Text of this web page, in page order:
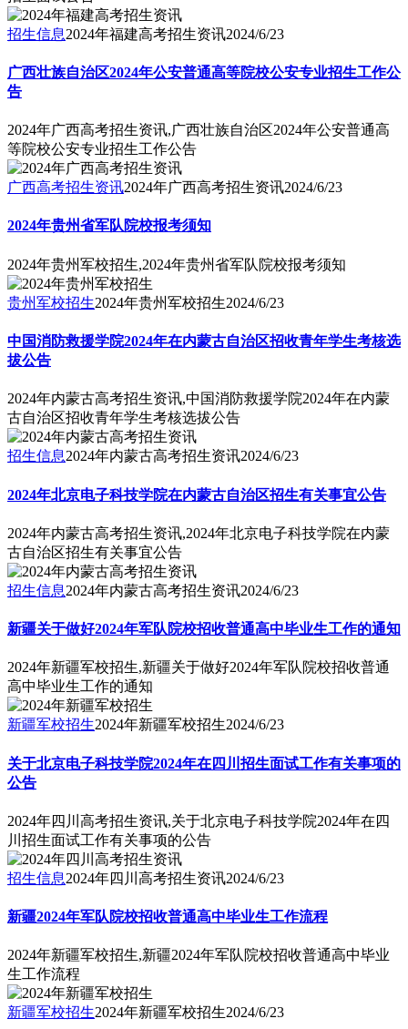
招生信息2024年福建高考招生资讯2024/6/23
广西壮族自治区2024年公安普通高等院校公安专业招生工作公
告
2024年广西高考招生资讯,广西壮族自治区2024年公安普通高
等院校公安专业招生工作公告
广西高考招生资讯2024年广西高考招生资讯2024/6/23
2024年贵州省军队院校报考须知
2024年贵州军校招生,2024年贵州省军队院校报考须知
贵州军校招生2024年贵州军校招生2024/6/23
中国消防救援学院2024年在内蒙古自治区招收青年学生考核选
拔公告
2024年内蒙古高考招生资讯,中国消防救援学院2024年在内蒙
古自治区招收青年学生考核选拔公告
招生信息2024年内蒙古高考招生资讯2024/6/23
2024年北京电子科技学院在内蒙古自治区招生有关事宜公告
2024年内蒙古高考招生资讯,2024年北京电子科技学院在内蒙
古自治区招生有关事宜公告
招生信息2024年内蒙古高考招生资讯2024/6/23
新疆关于做好2024年军队院校招收普通高中毕业生工作的通知
2024年新疆军校招生,新疆关于做好2024年军队院校招收普通
高中毕业生工作的通知
新疆军校招生2024年新疆军校招生2024/6/23
关于北京电子科技学院2024年在四川招生面试工作有关事项的
公告
2024年四川高考招生资讯,关于北京电子科技学院2024年在四
川招生面试工作有关事项的公告
招生信息2024年四川高考招生资讯2024/6/23
新疆2024年军队院校招收普通高中毕业生工作流程
2024年新疆军校招生,新疆2024年军队院校招收普通高中毕业
生工作流程
新疆军校招生2024年新疆军校招生2024/6/23